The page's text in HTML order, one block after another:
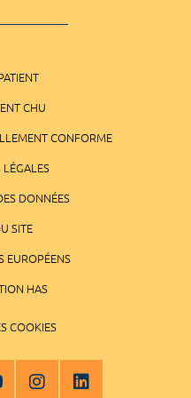
CHU
CONFORME
DONNÉES
SITE
EUROPÉENS
HAS
COOKIES